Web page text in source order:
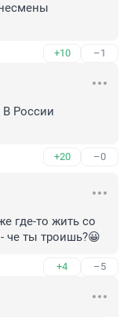
+10 –1
В России
+20 –0
где-то жить со
че ты троишь?😀
+4 –5